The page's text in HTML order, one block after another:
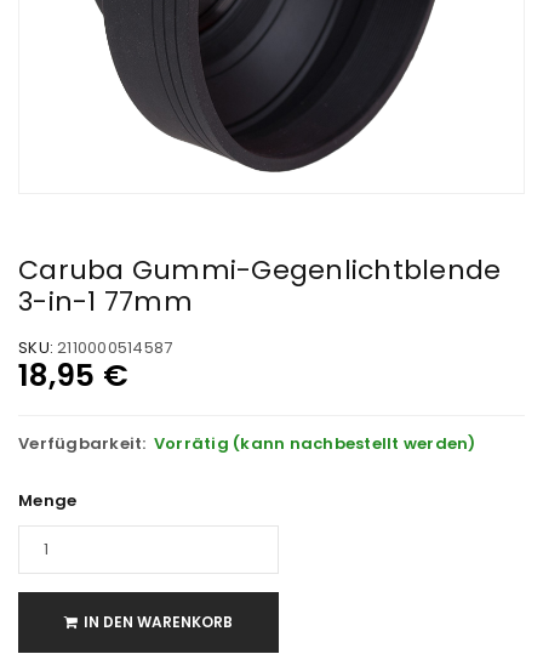
Caruba Gummi-Gegenlichtblende
3-in-1 77mm
SKU: 2110000514587
18,95 €
Verfügbarkeit: Vorrätig (kann nachbestellt werden)
Menge
IN DEN WARENKORB